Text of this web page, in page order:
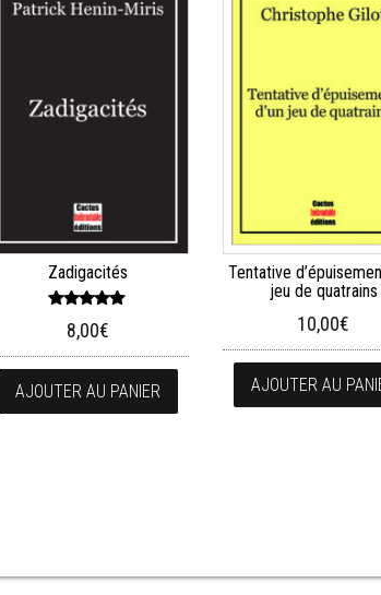
Zadigacités
5.00
8,00€
AJOUTER AU PANIER
Tentative
jeu de quatrains
10,00€
AJOUTER AU